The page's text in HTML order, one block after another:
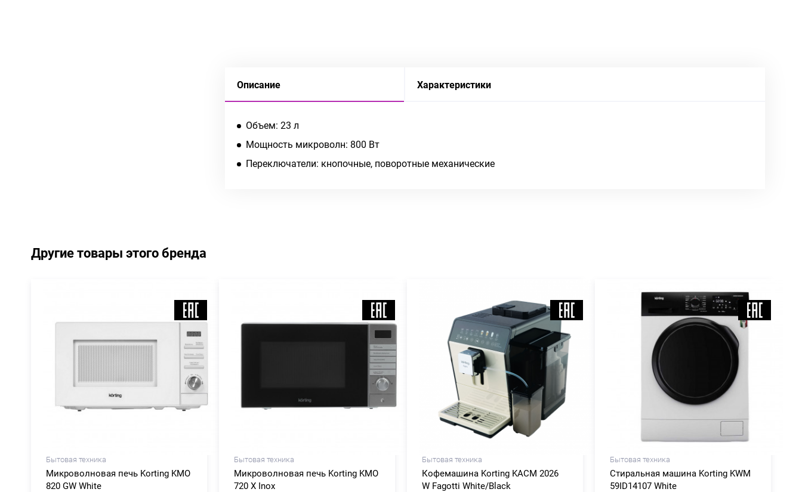
Описание Характеристики
Объем: 23 л
Мощность микроволн: 800 Вт
Переключатели: кнопочные, поворотные механические
Другие товары этого бренда
Бытовая техника
Микроволновая печь Korting KMO
820 GW White
Бытовая техника
Микроволновая печь Korting KMO
720 X Inox
Бытовая техника
Кофемашина Korting KACM 2026
W Fagotti White/Black
Бытовая техника
Стиральная машина Korting KWM
59ID14107 White